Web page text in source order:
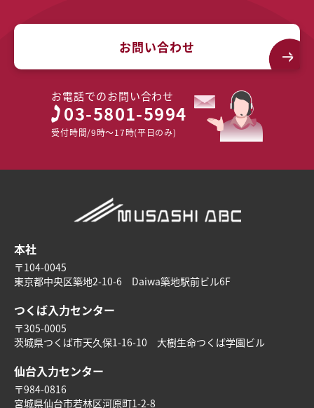
お問い合わせ
お電話でのお問い合わせ
03-5801-5994
受付時間/9時～17時(平日のみ)
本社
〒104-0045
東京都中央区築地2-10-6 Daiwa築地駅前ビル6F
つくば入力センター
〒305-0005
茨城県つくば市天久保1-16-10 大樹生命つくば学園ビル
仙台入力センター
〒984-0816
宮城県仙台市若林区河原町1-2-8